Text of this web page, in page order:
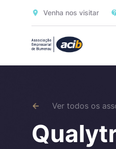
Venha nos visitar
Ver todos os